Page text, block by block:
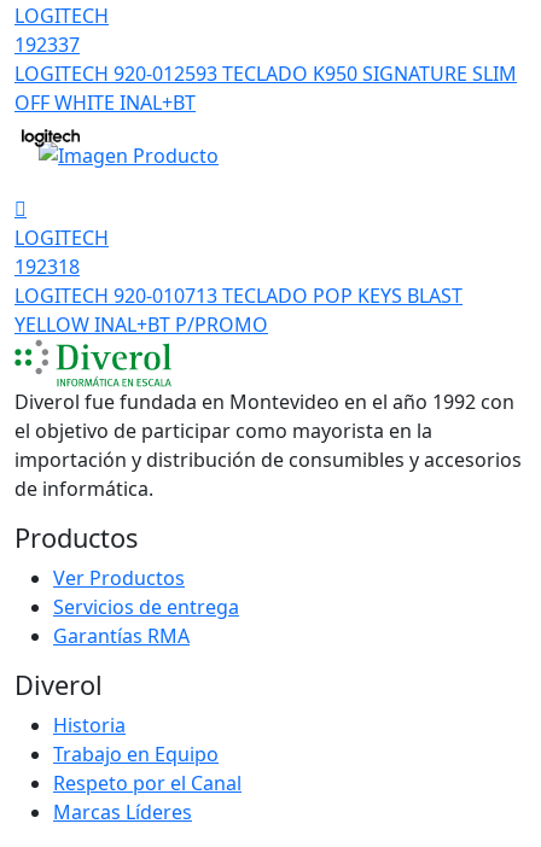
LOGITECH
192337
LOGITECH 920-012593 TECLADO K950 SIGNATURE SLIM
OFF WHITE INAL+BT
LOGITECH
192318
LOGITECH 920-010713 TECLADO POP KEYS BLAST
YELLOW INAL+BT P/PROMO
Diverol fue fundada en Montevideo en el año 1992 con
el objetivo de participar como mayorista en la
importación y distribución de consumibles y accesorios
de informática.
Productos
Ver Productos
Servicios de entrega
Garantías RMA
Diverol
Historia
Trabajo en Equipo
Respeto por el Canal
Marcas Líderes